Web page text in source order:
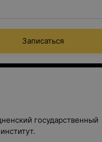
Записаться
государственный